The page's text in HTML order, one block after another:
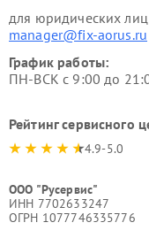
для юридических лиц
manager@fix-aorus.ru
График работы:
ПН-ВСК с 9:00 до
Рейтинг сервисного
4.9-5.0
ООО "Русервис"
ИНН 7702633247
ОГРН 1077746335776